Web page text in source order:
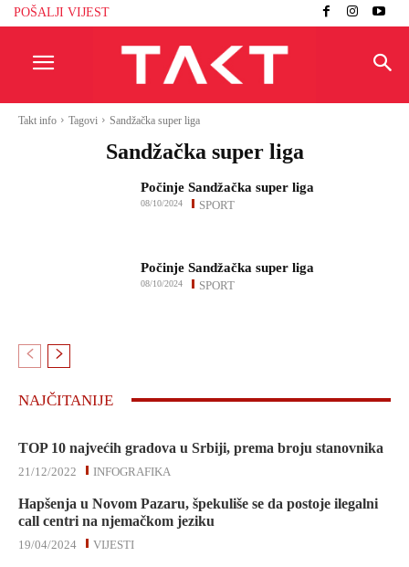
POŠALJI VIJEST
Takt info Tagovi Sandžačka super liga
Sandžačka super liga
Počinje Sandžačka super liga
SPORT
08/10/2024
Počinje Sandžačka super liga
SPORT
08/10/2024
NAJČITANIJE
TOP 10 najvećih gradova u Srbiji, prema broju stanovnika
INFOGRAFIKA
21/12/2022
Hapšenja u Novom Pazaru, špekuliše se da postoje ilegalni
call centri na njemačkom jeziku
VIJESTI
19/04/2024